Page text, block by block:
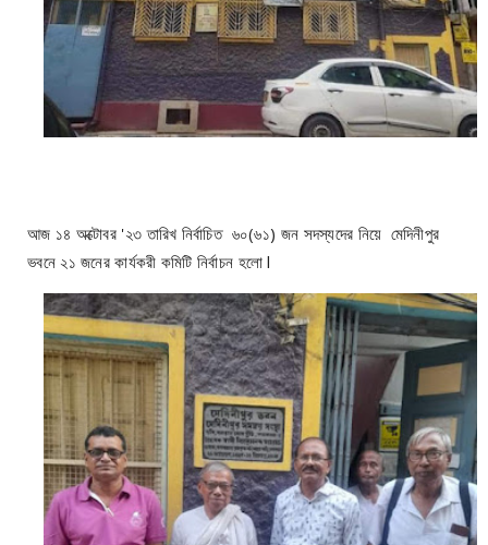
আজ ১৪ অক্টোবর '২৩ তারিখ নির্বাচিত ৬০(৬১) জন সদস্যদের নিয়ে মেদিনীপুর
ভবনে ২১ জনের কার্যকরী কমিটি নির্বাচন হলো l